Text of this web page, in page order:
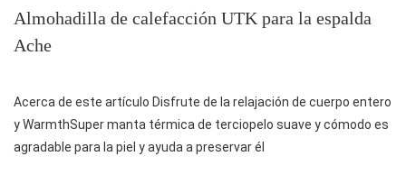
Almohadilla de calefacción UTK para la espalda
Ache
Acerca de este artículo Disfrute de la relajación de cuerpo entero
y WarmthSuper manta térmica de terciopelo suave y cómodo es
agradable para la piel y ayuda a preservar él